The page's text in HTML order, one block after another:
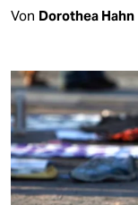
Von Dorothea Hahn